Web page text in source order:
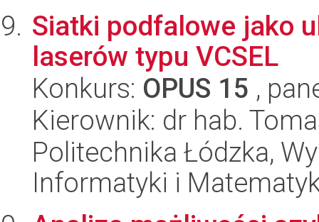
Siatki podfalowe jako
laserów typu VCSEL
Konkurs: OPUS 15 ,
Kierownik: dr hab.
Politechnika Łódzka,
Informatyki i